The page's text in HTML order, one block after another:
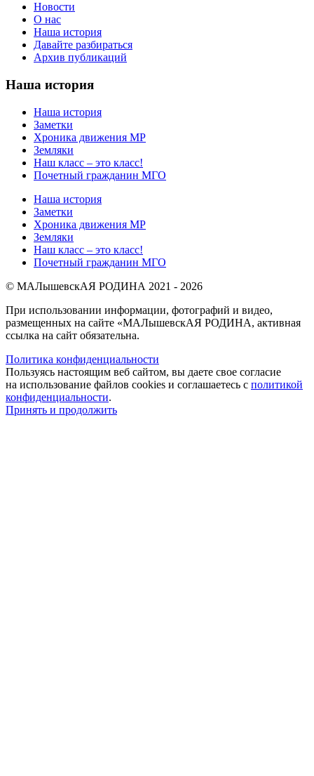
Новости
О нас
Наша история
Давайте разбираться
Архив публикаций
Наша история
Наша история
Заметки
Хроника движения МР
Земляки
Наш класс – это класс!
Почетный гражданин МГО
Наша история
Заметки
Хроника движения МР
Земляки
Наш класс – это класс!
Почетный гражданин МГО
© МАЛышевскАЯ РОДИНА 2021 - 2026
При использовании информации, фотографий и видео,
размещенных на сайте «МАЛышевскАЯ РОДИНА, активная
ссылка на сайт обязательна.
Политика конфиденциальности
Пользуясь настоящим веб сайтом, вы даете свое согласие
на использование файлов cookies и соглашаетесь с политикой
конфиденциальности.
Принять и продолжить